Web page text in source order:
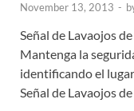
November 13, 2013 -
Señal de Lavaojos
Mantenga la
identificando el
Señal de Lavaojos